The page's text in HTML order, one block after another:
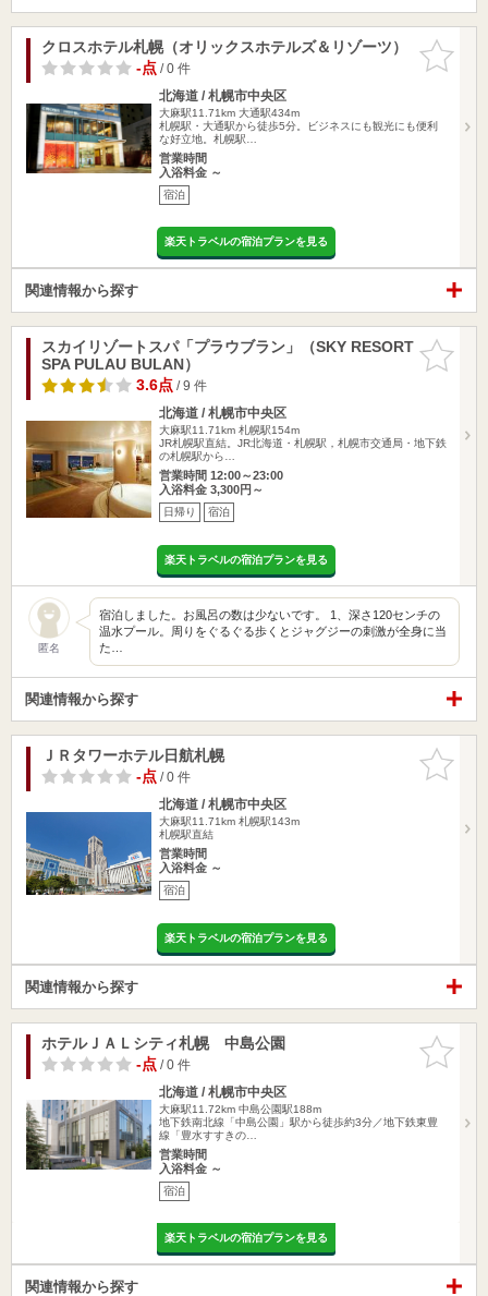
お気に入
りに追加
クロスホテル札幌（オリックスホテルズ＆リゾーツ）
-点/ 0 件
北海道 / 札幌市中央区
大麻駅11.71km 大通駅434m
札幌駅・大通駅から徒歩5分。ビジネスにも観光にも便利
な好立地。札幌駅…
営業時間
入浴料金 ～
宿泊
楽天トラベルの宿泊プランを見る
関連情報から探す
お気に入
りに追加
スカイリゾートスパ「プラウブラン」（SKY RESORT
SPA PULAU BULAN）
3.6点/ 9 件
北海道 / 札幌市中央区
大麻駅11.71km 札幌駅154m
JR札幌駅直結。JR北海道・札幌駅，札幌市交通局・地下鉄
の札幌駅から…
営業時間 12:00～23:00
入浴料金 3,300円～
日帰り 宿泊
楽天トラベルの宿泊プランを見る
匿名
宿泊しました。お風呂の数は少ないです。 1、深さ120センチの
温水プール。周りをぐるぐる歩くとジャグジーの刺激が全身に当
た…
関連情報から探す
お気に入
りに追加
ＪＲタワーホテル日航札幌
-点/ 0 件
北海道 / 札幌市中央区
大麻駅11.71km 札幌駅143m
札幌駅直結
営業時間
入浴料金 ～
宿泊
楽天トラベルの宿泊プランを見る
関連情報から探す
お気に入
りに追加
ホテルＪＡＬシティ札幌 中島公園
-点/ 0 件
北海道 / 札幌市中央区
大麻駅11.72km 中島公園駅188m
地下鉄南北線「中島公園」駅から徒歩約3分／地下鉄東豊
線「豊水すすきの…
営業時間
入浴料金 ～
宿泊
楽天トラベルの宿泊プランを見る
関連情報から探す